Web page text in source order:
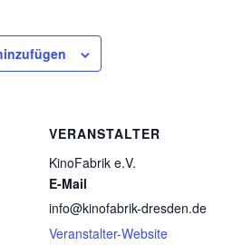
VERANSTALTER
KinoFabrik e.V.
E-Mail
info@kinofabrik-dresden.de
Veranstalter-Website